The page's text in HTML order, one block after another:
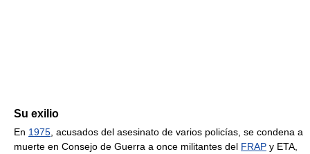
Su exilio
En 1975, acusados del asesinato de varios policías, se condena a
muerte en Consejo de Guerra a once militantes del FRAP y ETA,